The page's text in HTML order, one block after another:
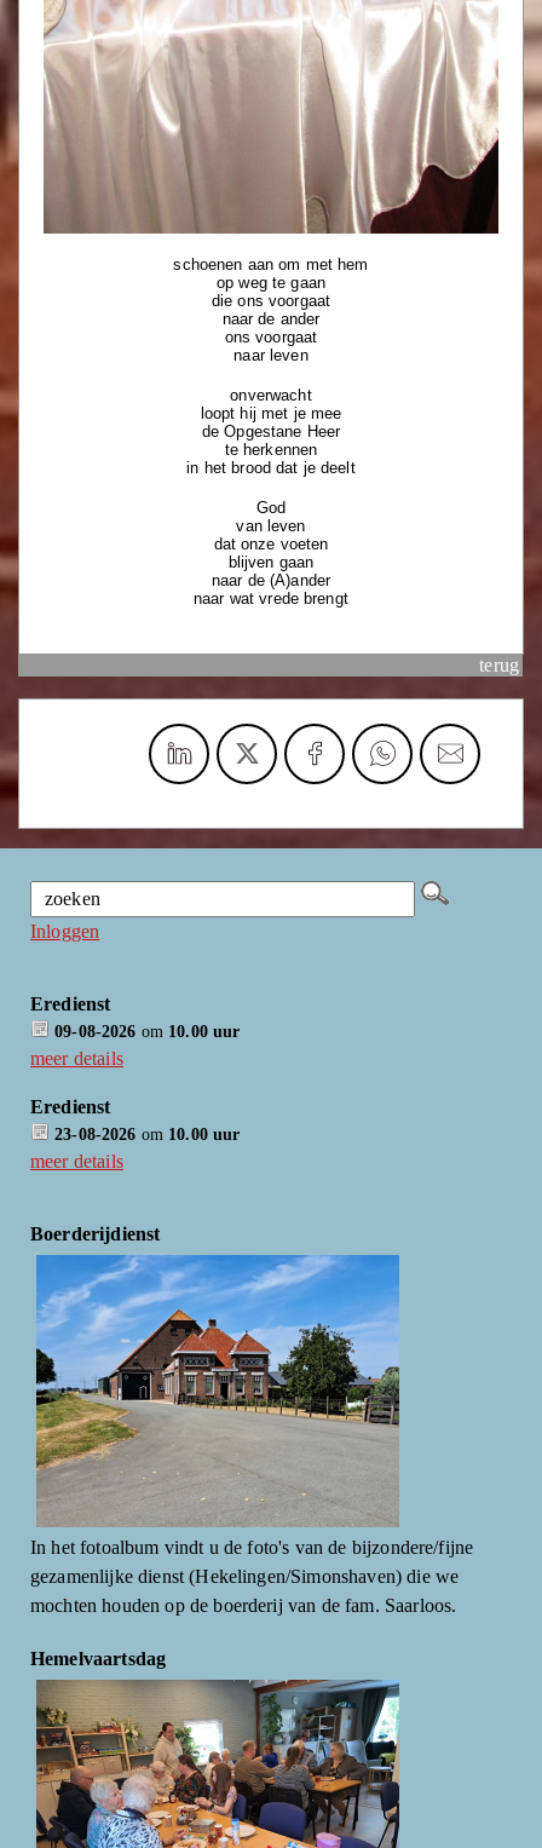
schoenen aan om met hem
op weg te gaan
die ons voorgaat
naar de ander
ons voorgaat
naar leven
onverwacht
loopt hij met je mee
de Opgestane Heer
te herkennen
in het brood dat je deelt
God
van leven
dat onze voeten
blijven gaan
naar de (A)ander
naar wat vrede brengt
terug
Inloggen
Eredienst
09-08-2026 om 10.00 uur
meer details
Eredienst
23-08-2026 om 10.00 uur
meer details
Boerderijdienst
In het fotoalbum vindt u de foto's van de bijzondere/fijne
gezamenlijke dienst (Hekelingen/Simonshaven) die we
mochten houden op de boerderij van de fam. Saarloos.
Hemelvaartsdag